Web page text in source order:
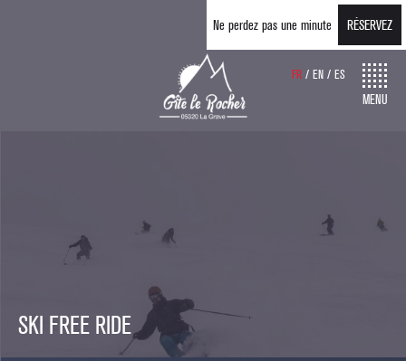
MENU
Ne perdez pas une minute RÉSERVEZ
SKI FREE RIDE
FR EN ES